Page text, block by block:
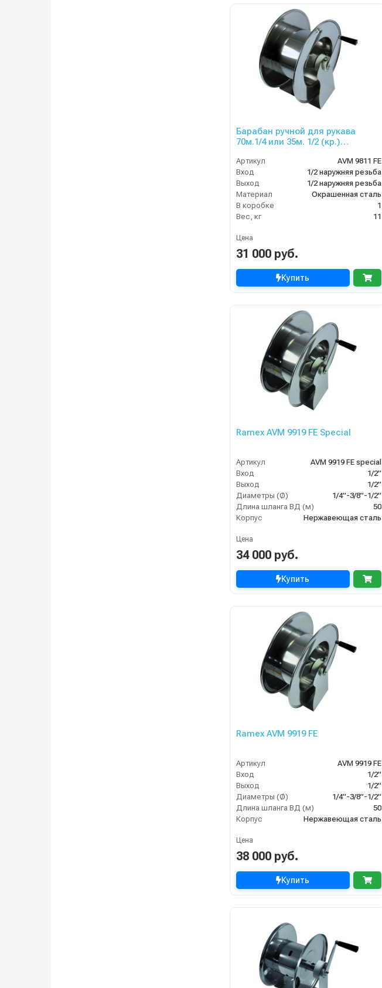
Барабан ручной для рукава
70м.1/4 или 35м. 1/2 (кр.)
Артикул
AVM 9811 FE
Вход
1/2 наружняя резьба
Выход
1/2 наружняя резьба
Материал
Окрашенная сталь
В коробке
1
Вес, кг
11
Цена
31 000 руб.
Купить
Ramex AVM 9919 FE Special
Артикул
AVM 9919 FE special
Вход
1/2”
Выход
1/2”
Диаметры (Ø)
1/4”-3/8”-1/2”
Длина шланга ВД (м)
50
Корпус
Нержавеющая сталь
Цена
34 000 руб.
Купить
Ramex AVM 9919 FE
Артикул
AVM 9919 FE
Вход
1/2”
Выход
1/2”
Диаметры (Ø)
1/4”-3/8”-1/2”
Длина шланга ВД (м)
50
Корпус
Нержавеющая сталь
Цена
38 000 руб.
Купить